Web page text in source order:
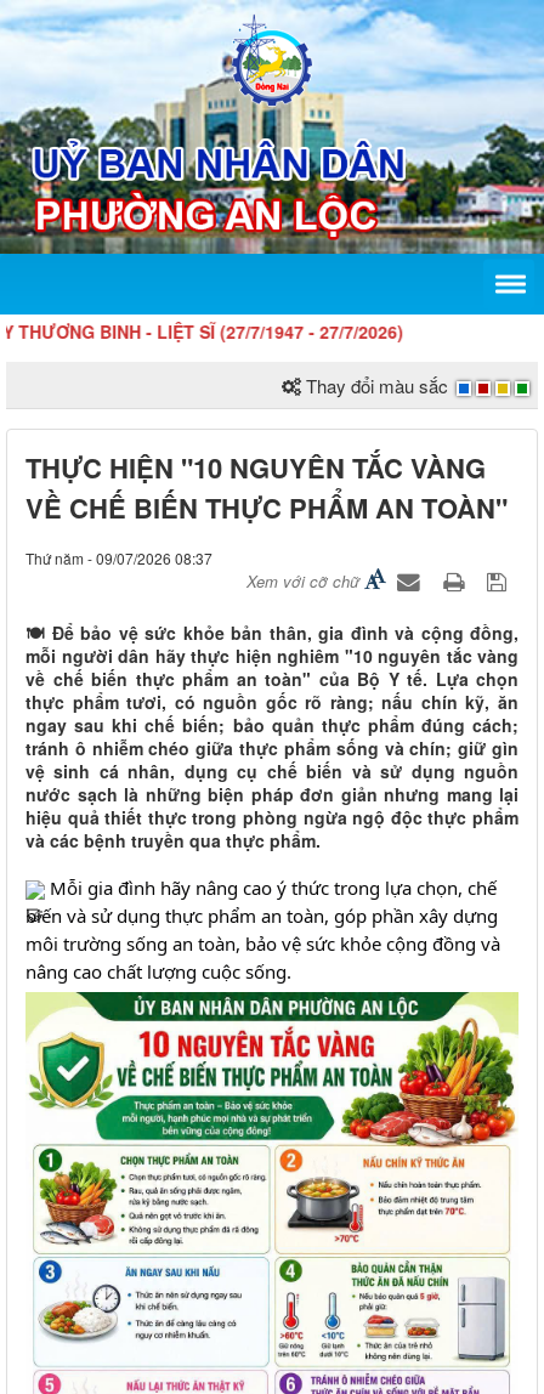
BINH - LIỆT SĨ (27/7/1947 - 27/7/2026)
Thay đổi màu sắc
THỰC HIỆN "10 NGUYÊN TẮC VÀNG
VỀ CHẾ BIẾN THỰC PHẨM AN TOÀN"
Thứ năm - 09/07/2026 08:37
Xem với cỡ chữ
🍽️ Để bảo vệ sức khỏe bản thân, gia đình và cộng đồng,
mỗi người dân hãy thực hiện nghiêm "10 nguyên tắc vàng
về chế biến thực phẩm an toàn" của Bộ Y tế. Lựa chọn
thực phẩm tươi, có nguồn gốc rõ ràng; nấu chín kỹ, ăn
ngay sau khi chế biến; bảo quản thực phẩm đúng cách;
tránh ô nhiễm chéo giữa thực phẩm sống và chín; giữ gìn
vệ sinh cá nhân, dụng cụ chế biến và sử dụng nguồn
nước sạch là những biện pháp đơn giản nhưng mang lại
hiệu quả thiết thực trong phòng ngừa ngộ độc thực phẩm
và các bệnh truyền qua thực phẩm.
Mỗi gia đình hãy nâng cao ý thức trong lựa chọn, chế
biến và sử dụng thực phẩm an toàn, góp phần xây dựng
môi trường sống an toàn, bảo vệ sức khỏe cộng đồng và
nâng cao chất lượng cuộc sống.